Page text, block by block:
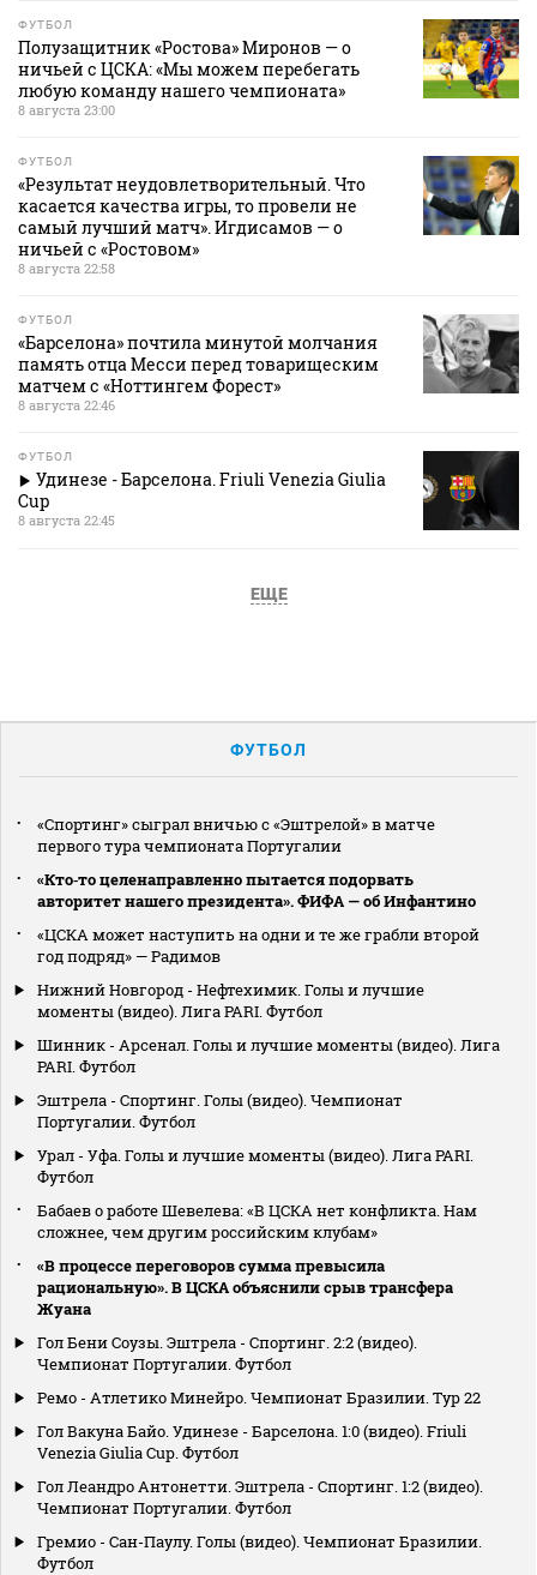
ФУТБОЛ
Полузащитник «Ростова» Миронов — о
ничьей с ЦСКА: «Мы можем перебегать
любую команду нашего чемпионата»
8 августа 23:00
ФУТБОЛ
«Результат неудовлетворительный. Что
касается качества игры, то провели не
самый лучший матч». Игдисамов — о
ничьей с «Ростовом»
8 августа 22:58
ФУТБОЛ
«Барселона» почтила минутой молчания
память отца Месси перед товарищеским
матчем с «Ноттингем Форест»
8 августа 22:46
ФУТБОЛ
Удинезе - Барселона. Friuli Venezia Giulia
Cup
8 августа 22:45
ЕЩЕ
ФУТБОЛ
«Спортинг» сыграл вничью с «Эштрелой» в матче
первого тура чемпионата Португалии
«Кто‑то целенаправленно пытается подорвать
авторитет нашего президента». ФИФА — об Инфантино
«ЦСКА может наступить на одни и те же грабли второй
год подряд» — Радимов
Нижний Новгород - Нефтехимик. Голы и лучшие
моменты (видео). Лига PARI. Футбол
Шинник - Арсенал. Голы и лучшие моменты (видео). Лига
PARI. Футбол
Эштрела - Спортинг. Голы (видео). Чемпионат
Португалии. Футбол
Урал - Уфа. Голы и лучшие моменты (видео). Лига PARI.
Футбол
Бабаев о работе Шевелева: «В ЦСКА нет конфликта. Нам
сложнее, чем другим российским клубам»
«В процессе переговоров сумма превысила
рациональную». В ЦСКА объяснили срыв трансфера
Жуана
Гол Бени Соузы. Эштрела - Спортинг. 2:2 (видео).
Чемпионат Португалии. Футбол
Ремо - Атлетико Минейро. Чемпионат Бразилии. Тур 22
Гол Вакуна Байо. Удинезе - Барселона. 1:0 (видео). Friuli
Venezia Giulia Cup. Футбол
Гол Леандро Антонетти. Эштрела - Спортинг. 1:2 (видео).
Чемпионат Португалии. Футбол
Гремио - Сан-Паулу. Голы (видео). Чемпионат Бразилии.
Футбол